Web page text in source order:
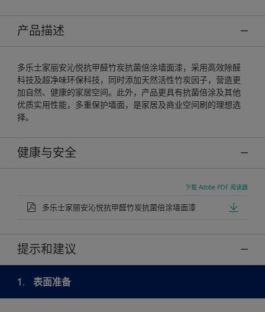
产品描述
多乐士家丽安沁悦抗甲醛竹炭抗菌倍涂墙面漆，采用高效除醛
科技及超净味环保科技，同时添加天然活性竹炭因子，营造更
加自然、健康的家居空间。此外，产品更具有抗菌倍涂及其他
优质实用性能，多重保护墙面，是家居及商业空间刷的理想选
择。
健康与安全
下载 Adobe PDF 阅读器
多乐士家丽安沁悦抗甲醛竹炭抗菌倍涂墙面漆
提示和建议
1. 表面准备